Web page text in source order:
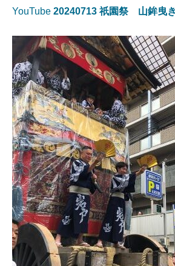
YouTube 20240713 祇園祭 山鉾曳き